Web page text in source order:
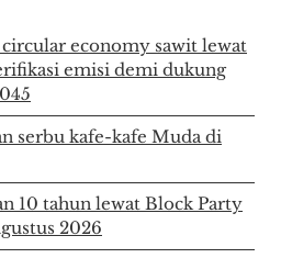
economy sawit lewat
emisi demi dukung
serbu kafe-kafe Muda di
10 tahun lewat Block Party
2026